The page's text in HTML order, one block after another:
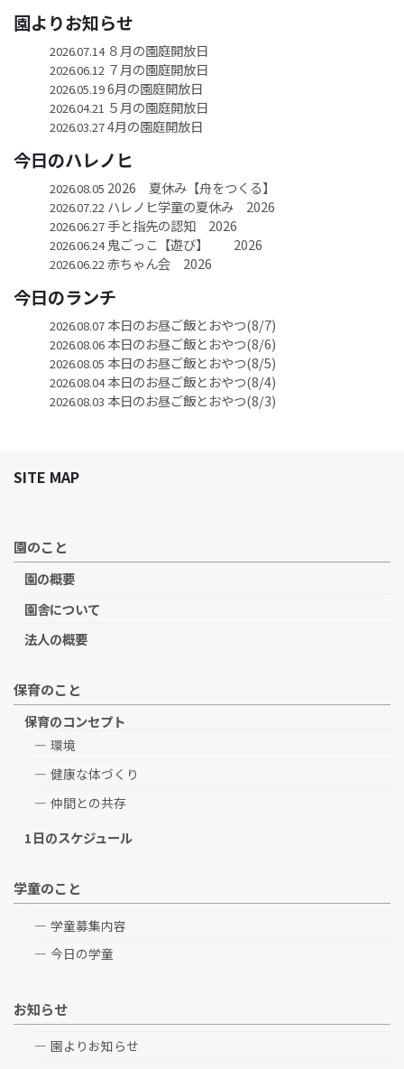
園よりお知らせ
2026.07.14８月の園庭開放日
2026.06.12 ７月の園庭開放日
2026.05.196月の園庭開放日
2026.04.21 ５月の園庭開放日
2026.03.274月の園庭開放日
今日のハレノヒ
2026.08.05 2026 夏休み【舟をつくる】
2026.07.22 ハレノヒ学童の夏休み 2026
2026.06.27手と指先の認知 2026
2026.06.24鬼ごっこ【遊び】 2026
2026.06.22赤ちゃん会 2026
今日のランチ
2026.08.07本日のお昼ご飯とおやつ(8/7)
2026.08.06本日のお昼ご飯とおやつ(8/6)
2026.08.05 本日のお昼ご飯とおやつ(8/5)
2026.08.04本日のお昼ご飯とおやつ(8/4)
2026.08.03 本日のお昼ご飯とおやつ(8/3)
SITE MAP
園のこと
園の概要
園舎について
法人の概要
保育のこと
保育のコンセプト
環境
健康な体づくり
仲間との共存
1日のスケジュール
学童のこと
学童募集内容
今日の学童
お知らせ
園よりお知らせ